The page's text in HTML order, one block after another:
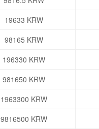
19633 KRW
98165 KRW
196330 KRW
981650 KRW
1963300 KRW
9816500 KRW